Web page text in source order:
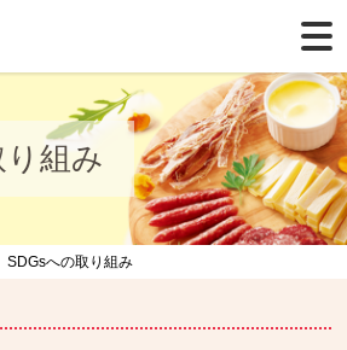
り組み
SDGsへの取り組み